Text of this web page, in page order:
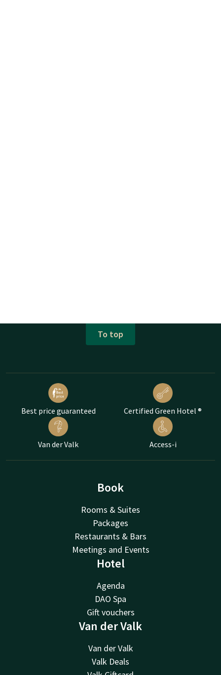
To top
Best price guaranteed Certified Green Hotel ®
Van der Valk Access-i
Book
Rooms & Suites
Packages
Restaurants & Bars
Meetings and Events
Hotel
Agenda
DAO Spa
Gift vouchers
Van der Valk
Van der Valk
Valk Deals